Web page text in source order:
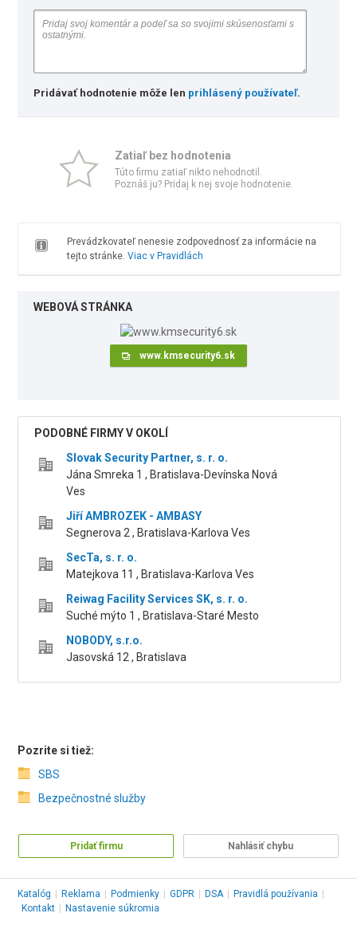
Pridávať hodnotenie môže len prihlásený používateľ.
Zatiaľ bez hodnotenia
Túto firmu zatiaľ nikto nehodnotil.
Poznáš ju? Pridaj k nej svoje hodnotenie.
Prevádzkovateľ nenesie zodpovednosť za informácie na
tejto stránke. Viac v Pravidlách
WEBOVÁ STRÁNKA
www.kmsecurity6.sk
PODOBNÉ FIRMY V OKOLÍ
Slovak Security Partner, s. r. o.
Jána Smreka 1 , Bratislava-Devínska Nová
Ves
Jiří AMBROZEK - AMBASY
Segnerova 2 , Bratislava-Karlova Ves
SecTa, s. r. o.
Matejkova 11 , Bratislava-Karlova Ves
Reiwag Facility Services SK, s. r. o.
Suché mýto 1 , Bratislava-Staré Mesto
NOBODY, s.r.o.
Jasovská 12 , Bratislava
Pozrite si tiež:
SBS
Bezpečnostné služby
Pridať firmu Nahlásiť chybu
Katalóg Reklama Podmienky GDPR DSA Pravidlá používania
Kontakt
Nastavenie súkromia